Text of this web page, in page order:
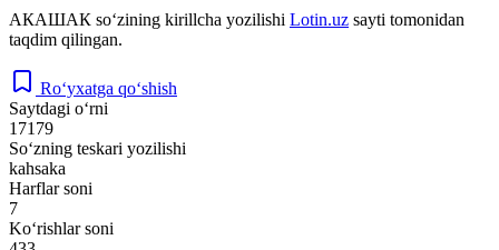
АКАШАК so‘zining kirillcha yozilishi Lotin.uz sayti tomonidan
taqdim qilingan.
Ro‘yxatga qo‘shish
Saytdagi o‘rni
17179
So‘zning teskari yozilishi
kahsaka
Harflar soni
7
Ko‘rishlar soni